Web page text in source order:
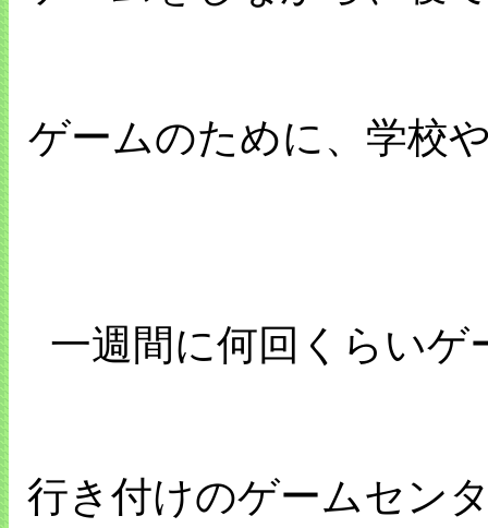
ゲームのために、学校
一週間に何回くらい
行き付けのゲームセン